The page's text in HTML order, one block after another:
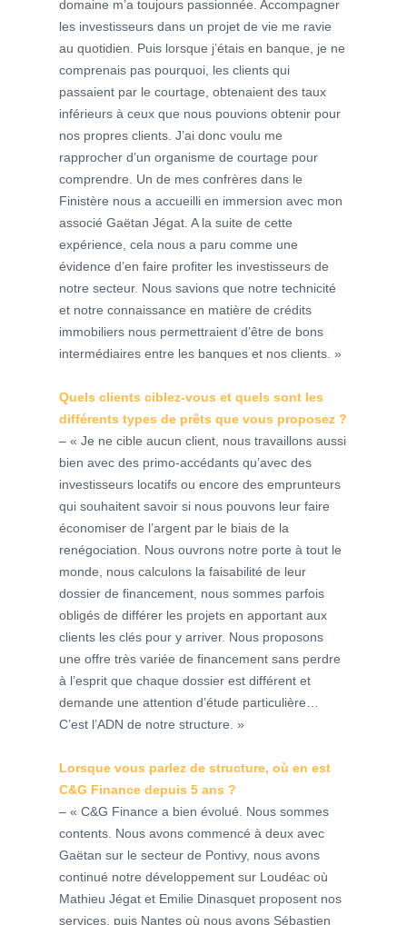
domaine m’a toujours passionnée. Accompagner
les investisseurs dans un projet de vie me ravie
au quotidien. Puis lorsque j’étais en banque, je ne
comprenais pas pourquoi, les clients qui
passaient par le courtage, obtenaient des taux
inférieurs à ceux que nous pouvions obtenir pour
nos propres clients. J’ai donc voulu me
rapprocher d’un organisme de courtage pour
comprendre. Un de mes confrères dans le
Finistère nous a accueilli en immersion avec mon
associé Gaëtan Jégat. A la suite de cette
expérience, cela nous a paru comme une
évidence d’en faire profiter les investisseurs de
notre secteur. Nous savions que notre technicité
et notre connaissance en matière de crédits
immobiliers nous permettraient d’être de bons
intermédiaires entre les banques et nos clients. »
Quels clients ciblez-vous et quels sont les
différents types de prêts que vous proposez ?
– « Je ne cible aucun client, nous travaillons aussi
bien avec des primo-accédants qu’avec des
investisseurs locatifs ou encore des emprunteurs
qui souhaitent savoir si nous pouvons leur faire
économiser de l’argent par le biais de la
renégociation. Nous ouvrons notre porte à tout le
monde, nous calculons la faisabilité de leur
dossier de financement, nous sommes parfois
obligés de différer les projets en apportant aux
clients les clés pour y arriver. Nous proposons
une offre très variée de financement sans perdre
à l’esprit que chaque dossier est différent et
demande une attention d’étude particulière…
C’est l’ADN de notre structure. »
Lorsque vous parlez de structure, où en est
C&G Finance depuis 5 ans ?
– « C&G Finance a bien évolué. Nous sommes
contents. Nous avons commencé à deux avec
Gaëtan sur le secteur de Pontivy, nous avons
continué notre développement sur Loudéac où
Mathieu Jégat et Emilie Dinasquet proposent nos
services, puis Nantes où nous avons Sébastien